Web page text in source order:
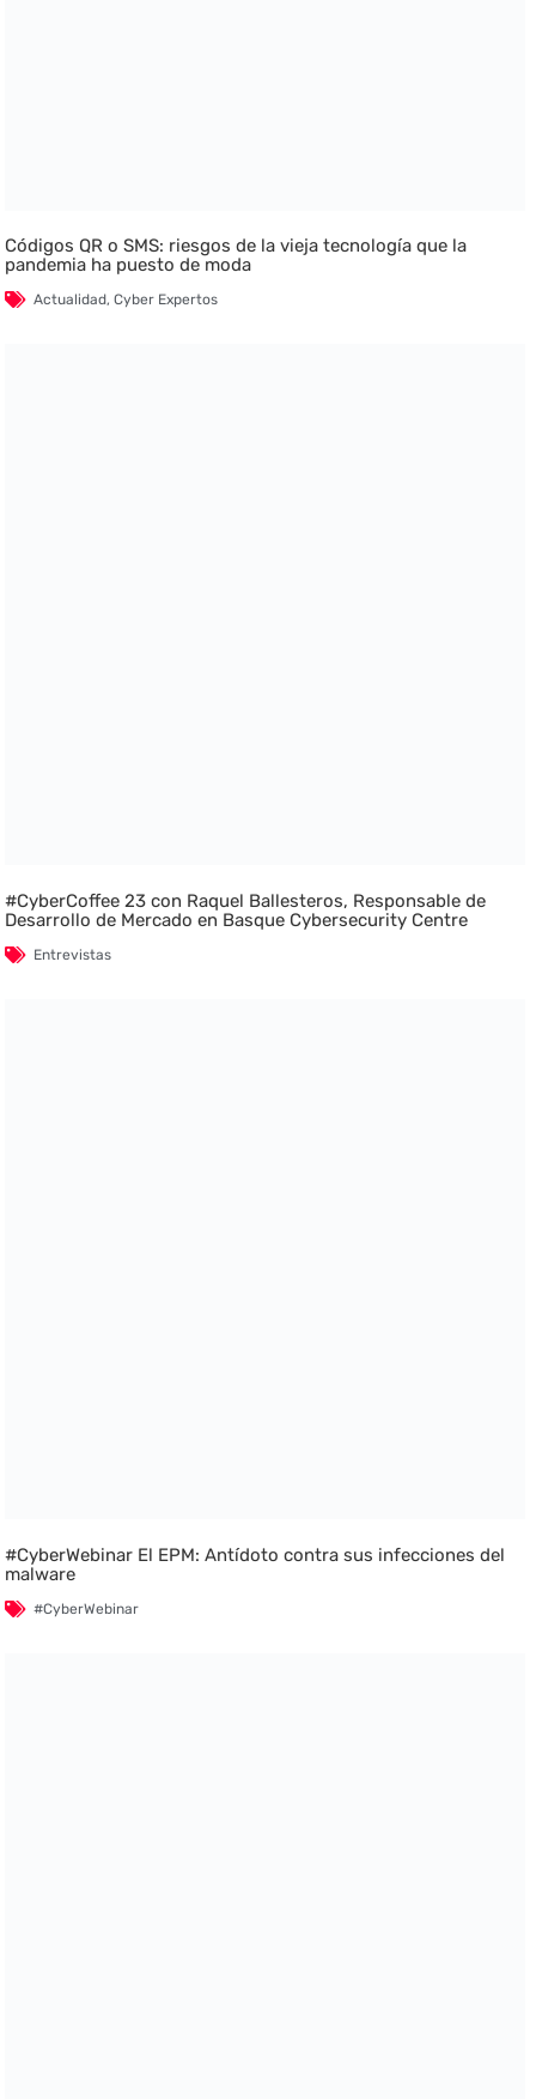
Códigos QR o SMS: riesgos de la vieja tecnología que la
pandemia ha puesto de moda
Actualidad,Cyber Expertos
#CyberCoffee 23 con Raquel Ballesteros, Responsable de
Desarrollo de Mercado en Basque Cybersecurity Centre
Entrevistas
#CyberWebinar El EPM: Antídoto contra sus infecciones del
malware
#CyberWebinar